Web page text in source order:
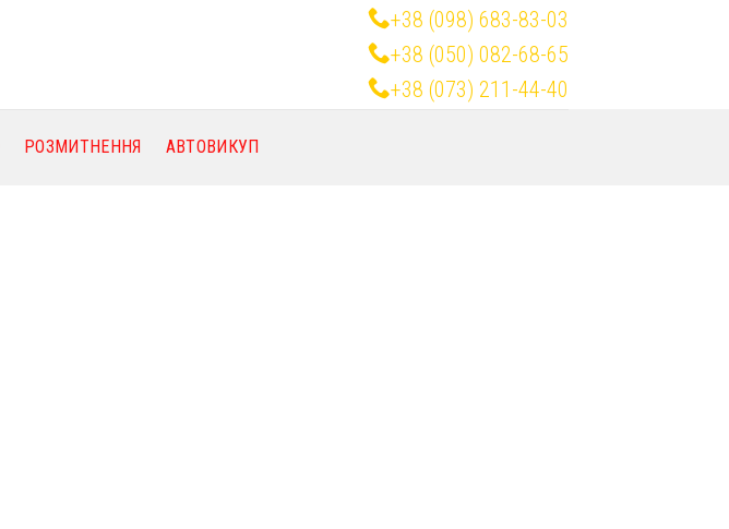
+38 (098) 683-83-03
+38 (050) 082-68-65
+38 (073) 211-44-40
РОЗМИТНЕННЯ АВТОВИКУП